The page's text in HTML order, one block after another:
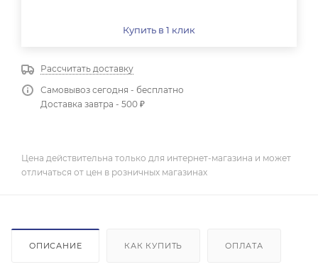
Купить в 1 клик
Рассчитать доставку
Самовывоз сегодня - бесплатно
Доставка завтра - 500 ₽
Цена действительна только для интернет-магазина и может
отличаться от цен в розничных магазинах
ОПИСАНИЕ КАК КУПИТЬ ОПЛАТА